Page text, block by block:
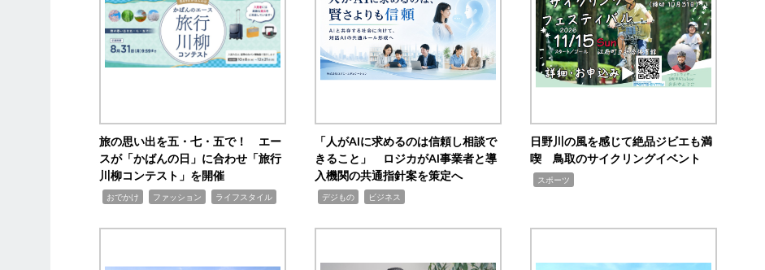
旅の思い出を五・七・五で！ エー
スが「かばんの日」に合わせ「旅行
川柳コンテスト」を開催
おでかけ ファッション ライフスタイル
「人がAIに求めるのは信頼し相談で
きること」 ロジカがAI事業者と導
入機関の共通指針案を策定へ
デジもの ビジネス
日野川の風を感じて絶品ジビエも満
喫 鳥取のサイクリングイベント
スポーツ